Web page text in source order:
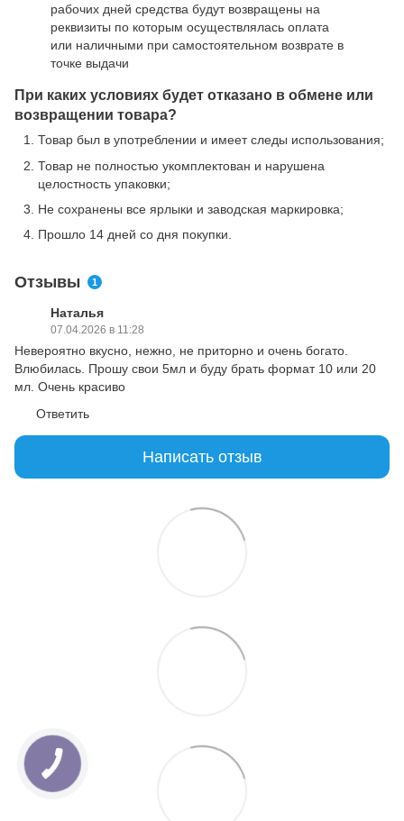
рабочих дней средства будут возвращены на
реквизиты по которым осуществлялась оплата
или наличными при самостоятельном возврате в
точке выдачи
При каких условиях будет отказано в обмене или
возвращении товара?
Товар был в употреблении и имеет следы использования;
Товар не полностью укомплектован и нарушена
целостность упаковки;
Не сохранены все ярлыки и заводская маркировка;
Прошло 14 дней со дня покупки.
Отзывы 1
Наталья
07.04.2026 в 11:28
Невероятно вкусно, нежно, не приторно и очень богато.
Влюбилась. Прошу свои 5мл и буду брать формат 10 или 20
мл. Очень красиво
Ответить
Написать отзыв